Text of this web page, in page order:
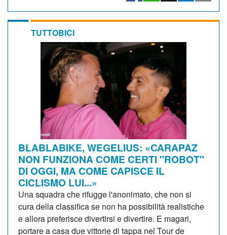
TUTTOBICI
BLABLABIKE, WEGELIUS: «CARAPAZ
NON FUNZIONA COME CERTI "ROBOT"
DI OGGI, MA COME CAPISCE IL
CICLISMO LUI...»
Una squadra che rifugge l'anonimato, che non si
cura della classifica se non ha possibilità realistiche
e allora preferisce divertirsi e divertire. E magari,
portare a casa due vittorie di tappa nel Tour de